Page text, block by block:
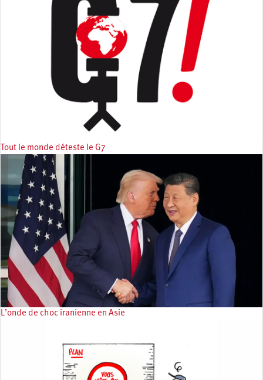
Tout le monde déteste le G7
L’onde de choc iranienne en Asie